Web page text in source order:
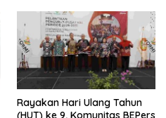
Rayakan Hari Ulang Tahun
(HUT) ke 9, Komunitas BEPers